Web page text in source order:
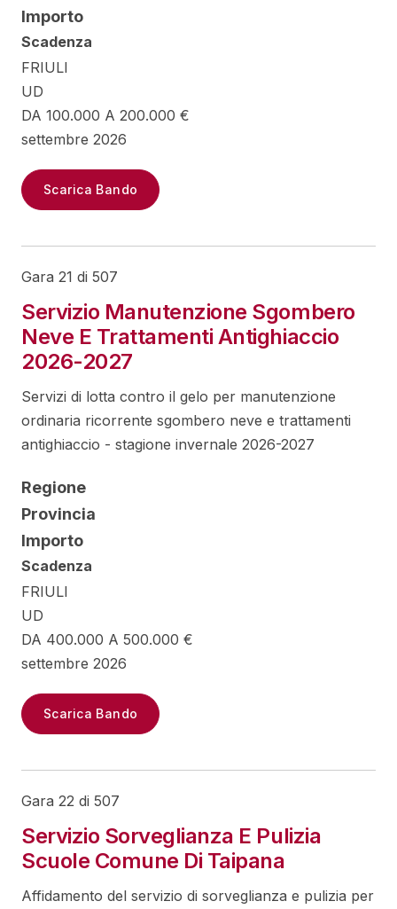
Importo
Scadenza
FRIULI
UD
DA 100.000 A 200.000 €
settembre 2026
Scarica Bando
Gara 21 di 507
Servizio Manutenzione Sgombero
Neve E Trattamenti Antighiaccio
2026-2027
Servizi di lotta contro il gelo per manutenzione
ordinaria ricorrente sgombero neve e trattamenti
antighiaccio - stagione invernale 2026-2027
Regione
Provincia
Importo
Scadenza
FRIULI
UD
DA 400.000 A 500.000 €
settembre 2026
Scarica Bando
Gara 22 di 507
Servizio Sorveglianza E Pulizia
Scuole Comune Di Taipana
Affidamento del servizio di sorveglianza e pulizia per